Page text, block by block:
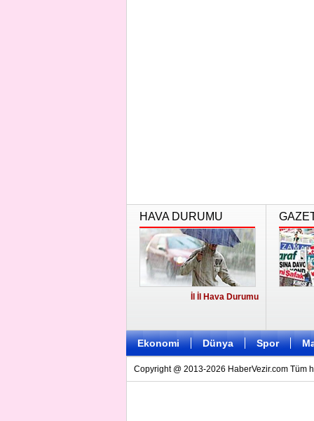
HAVA DURUMU
İl İl Hava Durumu
Ekonomi Dünya Spor
Copyright @ 2013-2026 HaberVezir.com Tüm